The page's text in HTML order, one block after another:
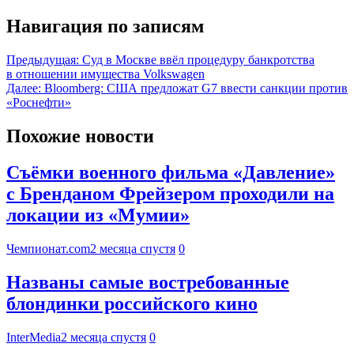
Навигация по записям
Предыдущая: Суд в Москве ввёл процедуру банкротства
в отношении имущества Volkswagen
Далее: Bloomberg: США предложат G7 ввести санкции против
«Роснефти»
Похожие новости
Съёмки военного фильма «Давление»
с Бренданом Фрейзером проходили на
локации из «Мумии»
Чемпионат.com2 месяца спустя 0
Названы самые востребованные
блондинки российского кино
InterMedia2 месяца спустя 0